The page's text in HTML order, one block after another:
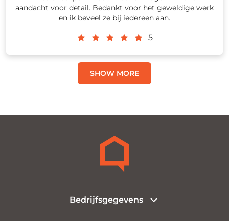
aandacht voor detail. Bedankt voor het geweldige werk
en ik beveel ze bij iedereen aan.
5
SHOW MORE
Bedrijfsgegevens